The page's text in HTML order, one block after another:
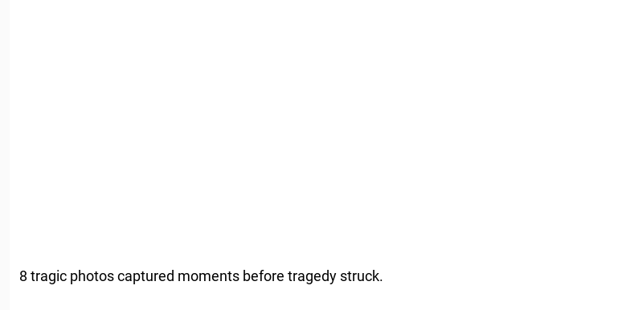
8 tragic photos captured moments before tragedy struck.